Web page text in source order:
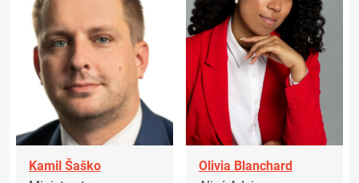
Kamil Šaško
Olivia Blanchard